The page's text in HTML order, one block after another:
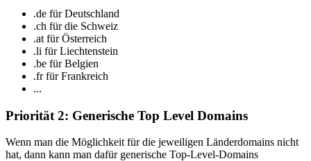
.de für Deutschland
.ch für die Schweiz
.at für Österreich
.li für Liechtenstein
.be für Belgien
.fr für Frankreich
...
Priorität 2: Generische Top Level Domains
Wenn man die Möglichkeit für die jeweiligen Länderdomains nicht
hat, dann kann man dafür generische Top-Level-Domains